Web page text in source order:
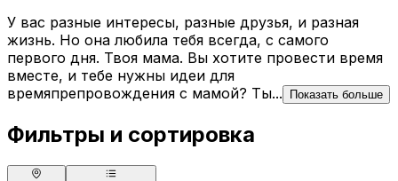
У вас разные интересы, разные друзья, и разная
жизнь. Но она любила тебя всегда, с самого
первого дня. Твоя мама. Вы хотите провести время
вместе, и тебе нужны идеи для
времяпрепровождения с мамой? Ты...
Показать больше
Фильтры и сортировка